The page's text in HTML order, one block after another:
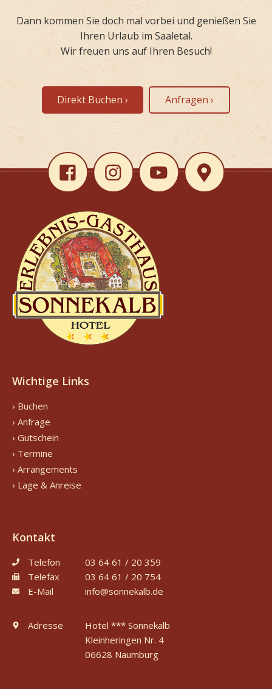
Dann kommen Sie doch mal vorbei und genießen Sie
Ihren Urlaub im Saaletal.
Wir freuen uns auf Ihren Besuch!
Direkt Buchen › Anfragen ›
Wichtige Links
› Buchen
› Anfrage
› Gutschein
› Termine
› Arrangements
› Lage & Anreise
Kontakt
Telefon
03 64 61 / 20 359
Telefax
03 64 61 / 20 754
E-Mail
info@sonnekalb.de
Adresse
Hotel *** Sonnekalb
Kleinheringen Nr. 4
06628 Naumburg